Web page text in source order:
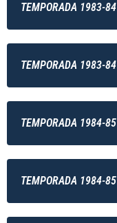
TEMPORADA 1983-84
TEMPORADA 1983-84
TEMPORADA 1984-85
TEMPORADA 1984-85